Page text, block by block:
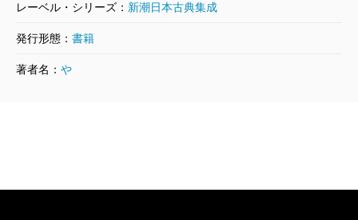
レーベル・シリーズ： 新潮日本古典集成
発行形態： 書籍
著者名： や